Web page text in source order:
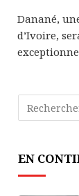
Danané,
d’Ivoire,
EN